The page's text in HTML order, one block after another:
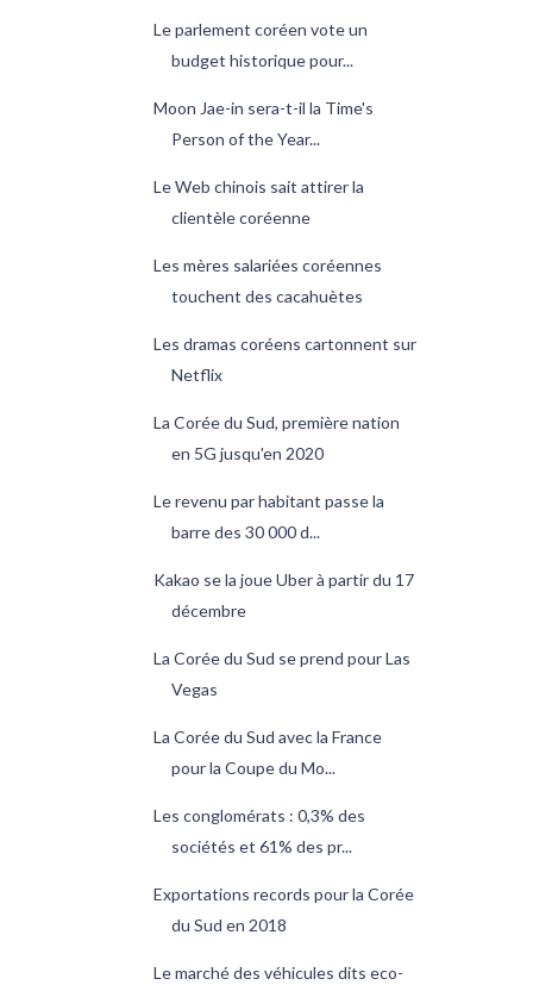
Le parlement coréen vote un
budget historique pour...
Moon Jae-in sera-t-il la Time's
Person of the Year...
Le Web chinois sait attirer la
clientèle coréenne
Les mères salariées coréennes
touchent des cacahuètes
Les dramas coréens cartonnent sur
Netflix
La Corée du Sud, première nation
en 5G jusqu'en 2020
Le revenu par habitant passe la
barre des 30 000 d...
Kakao se la joue Uber à partir du 17
décembre
La Corée du Sud se prend pour Las
Vegas
La Corée du Sud avec la France
pour la Coupe du Mo...
Les conglomérats : 0,3% des
sociétés et 61% des pr...
Exportations records pour la Corée
du Sud en 2018
Le marché des véhicules dits eco-